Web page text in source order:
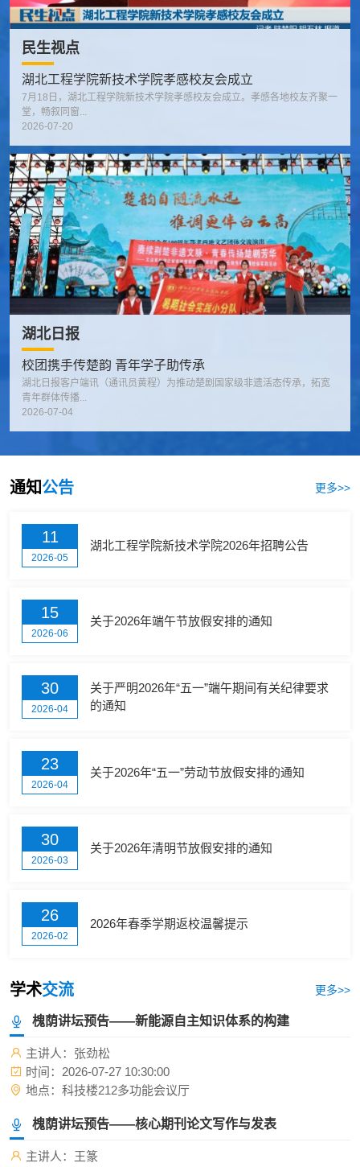
民生视点
湖北工程学院新技术学院孝感校友会成立
7月18日，湖北工程学院新技术学院孝感校友会成立。孝感各地校友齐聚一
堂，畅叙同窗...
2026-07-20
湖北日报
校团携手传楚韵 青年学子助传承
湖北日报客户端讯（通讯员黄程）为推动楚剧国家级非遗活态传承，拓宽
青年群体传播...
2026-07-04
通知公告 更多>>
11
2026-05
湖北工程学院新技术学院2026年招聘公告
15
2026-06
关于2026年端午节放假安排的通知
30
2026-04
关于严明2026年“五一”端午期间有关纪律要求
的通知
23
2026-04
关于2026年“五一”劳动节放假安排的通知
30
2026-03
关于2026年清明节放假安排的通知
26
2026-02
2026年春季学期返校温馨提示
学术交流 更多>>
槐荫讲坛预告——新能源自主知识体系的构建
主讲人：张劲松
时间：2026-07-27 10:30:00
地点：科技楼212多功能会议厅
槐荫讲坛预告——核心期刊论文写作与发表
主讲人：王篆